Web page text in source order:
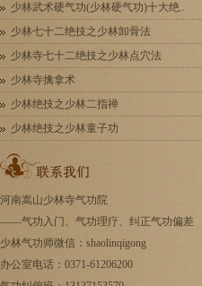
少林武术硬气功(少林硬气功)十大绝..
少林七十二绝技之少林卸骨法
少林寺七十二绝技之少林点穴法
少林寺擒拿术
少林绝技之少林二指禅
少林绝技之少林童子功
河南嵩山少林寺气功院
——气功入门 、气功理疗、纠正气功偏差
少林气功师微信：shaolinqigong
办公室电话：0371-61206200